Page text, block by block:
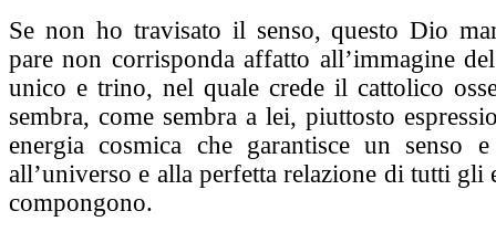
Se non ho travisato il senso, questo Dio
pare non corrisponda affatto all’immagine
unico e trino, nel quale crede il cattolico
sembra, come sembra a lei, piuttosto
energia cosmica che garantisce un senso
all’universo e alla perfetta relazione di tutti gli
compongono.